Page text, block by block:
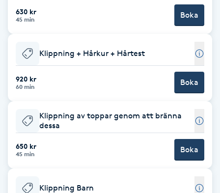
Babylights
Barber
Barnklippning
BIAB
Blowout
630 kr
45 min Boka
Klippning + Hårkur + Hårtest
920 kr
60 min Boka
Klippning av toppar genom att bränna
dessa
650 kr
45 min Boka
Klippning Barn